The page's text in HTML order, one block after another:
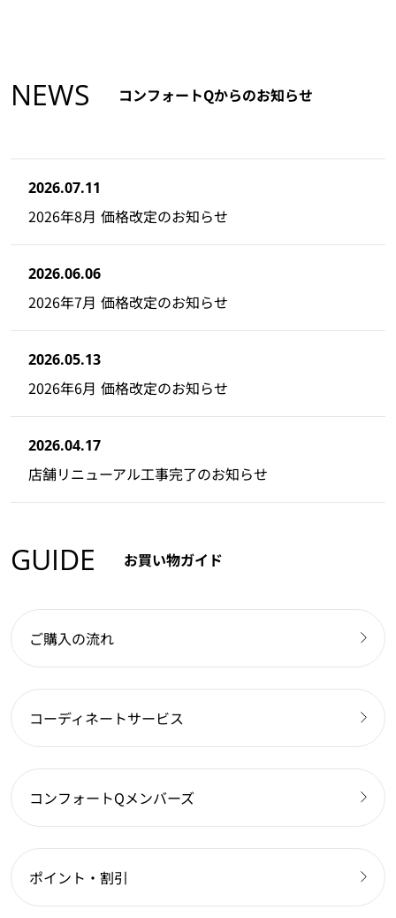
NEWS コンフォートQからのお知らせ
2026.07.11
2026年8月 価格改定のお知らせ
2026.06.06
2026年7月 価格改定のお知らせ
2026.05.13
2026年6月 価格改定のお知らせ
2026.04.17
店舗リニューアル工事完了のお知らせ
GUIDE お買い物ガイド
ご購入の流れ
コーディネートサービス
コンフォートQメンバーズ
ポイント・割引